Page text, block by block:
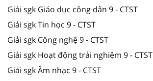
Giải sgk Giáo dục công dân 9 - CTST
Giải sgk Tin học 9 - CTST
Giải sgk Công nghệ 9 - CTST
Giải sgk Hoạt động trải nghiệm 9 - CTST
Giải sgk Âm nhạc 9 - CTST